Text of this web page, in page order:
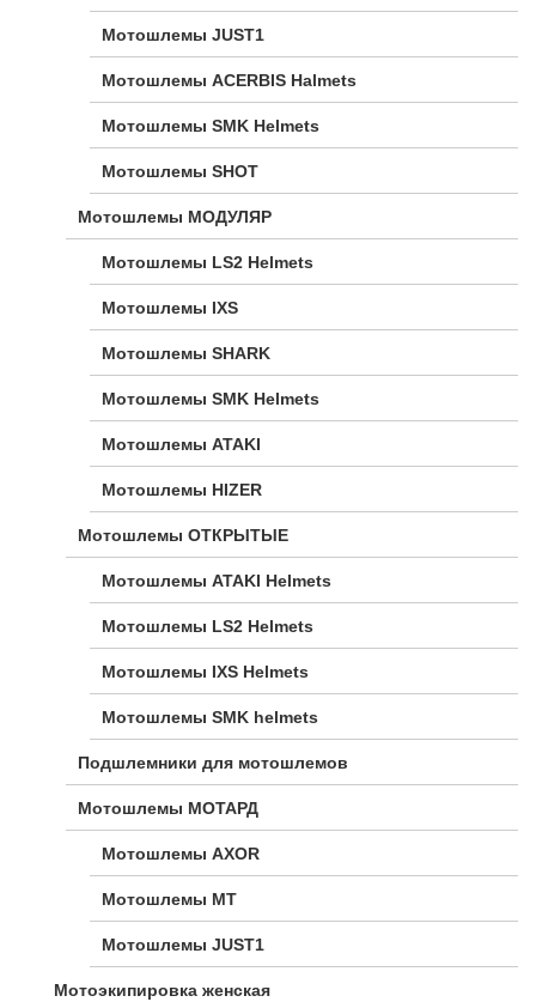
Мотошлемы JUST1
Мотошлемы ACERBIS Halmets
Мотошлемы SMK Helmets
Мотошлемы SHOT
Мотошлемы МОДУЛЯР
Мотошлемы LS2 Helmets
Мотошлемы IXS
Мотошлемы SHARK
Мотошлемы SMK Helmets
Мотошлемы ATAKI
Мотошлемы HIZER
Мотошлемы ОТКРЫТЫЕ
Мотошлемы ATAKI Helmets
Мотошлемы LS2 Helmets
Мотошлемы IXS Helmets
Мотошлемы SMK helmets
Подшлемники для мотошлемов
Мотошлемы МОТАРД
Мотошлемы AXOR
Мотошлемы MT
Мотошлемы JUST1
Мотоэкипировка женская